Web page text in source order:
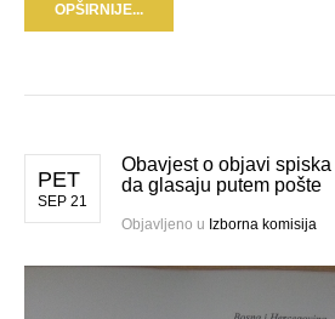
OPŠIRNIJE...
PET
SEP 21
Obavjest o objavi
da glasaju putem pošte
Objavljeno u Izborna komisija